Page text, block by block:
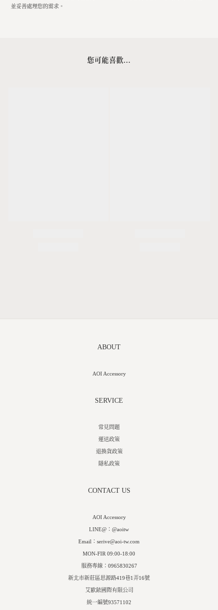
並妥善處理您的需求。
您可能喜歡...
ABOUT
AOI Accessory
SERVICE
常見問題
運送政策
退換貨政策
隱私政策
CONTACT US
AOI Accessory
LINE@：@aoitw
Email：serive@aoi-tw.com
MON-FIR 09:00-18:00
服務專線：0965830267
新北市新莊區思源路419巷1弄16號
艾歐銥國際有限公司
統一編號93571102